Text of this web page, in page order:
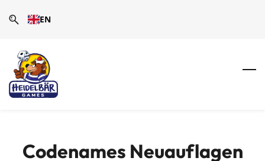
content
EN
Codenames Neuauflagen